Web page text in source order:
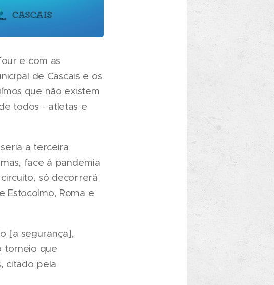
e com as
de Cascais e os
que não existem
todos - atletas e
a terceira
face à pandemia
só decorrerá
Estocolmo, Roma e
[a segurança],
torneio que
citado pela